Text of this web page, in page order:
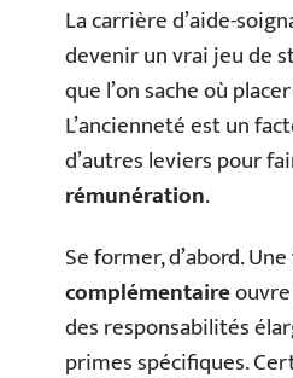
La carrière d’aide-
devenir un vrai jeu de
que l’on sache où
L’ancienneté est un
d’autres leviers pour
rémunération.
Se former, d’abord. Une
complémentaire
des responsabilités
primes spécifiques.